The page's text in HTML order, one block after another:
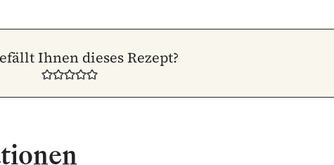
Ihnen dieses Rezept?